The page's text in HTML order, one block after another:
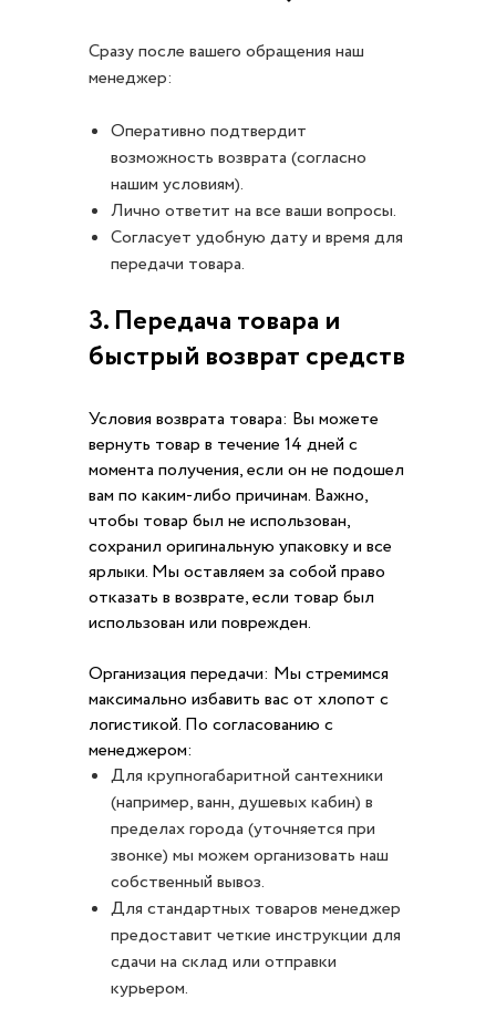
Сразу после вашего обращения наш
менеджер:
Оперативно подтвердит
возможность возврата (согласно
нашим условиям).
Лично ответит на все ваши вопросы.
Согласует удобную дату и время для
передачи товара.
3. Передача товара и
быстрый возврат средств
Условия возврата товара: Вы можете
вернуть товар в течение 14 дней с
момента получения, если он не подошел
вам по каким-либо причинам. Важно,
чтобы товар был не использован,
сохранил оригинальную упаковку и все
ярлыки. Мы оставляем за собой право
отказать в возврате, если товар был
использован или поврежден.
Организация передачи: Мы стремимся
максимально избавить вас от хлопот с
логистикой. По согласованию с
менеджером:
Для крупногабаритной сантехники
(например, ванн, душевых кабин) в
пределах города (уточняется при
звонке) мы можем организовать наш
собственный вывоз.
Для стандартных товаров менеджер
предоставит четкие инструкции для
сдачи на склад или отправки
курьером.